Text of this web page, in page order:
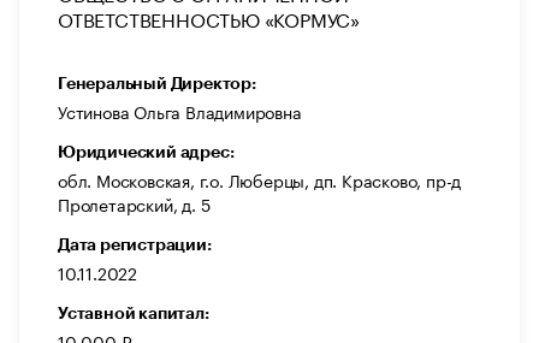
ОТВЕТСТВЕННОСТЬЮ «КОРМУС»
Генеральный Директор:
Устинова Ольга Владимировна
Юридический адрес:
обл. Московская, г.о. Люберцы, дп. Красково, пр-д
Пролетарский, д. 5
Дата регистрации:
10.11.2022
Уставной капитал: